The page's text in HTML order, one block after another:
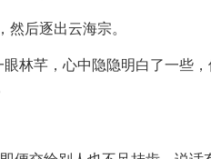
后逐出云海宗。
林芊，心中隐隐明白了一些